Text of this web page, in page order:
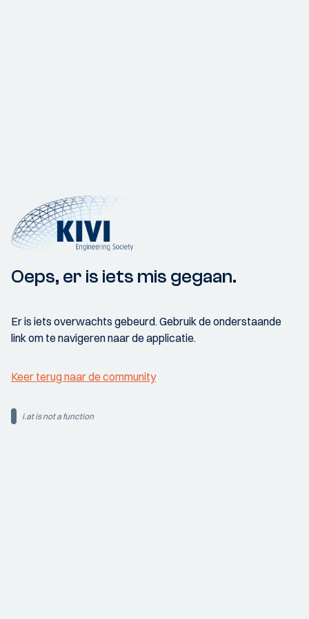
Oeps, er is iets mis gegaan.
Er is iets overwachts gebeurd. Gebruik de onderstaande
link om te navigeren naar de applicatie.
Keer terug naar de community
i.at is not a function